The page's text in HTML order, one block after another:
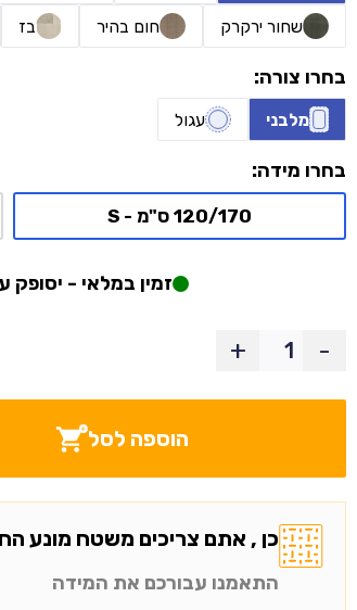
שחור ירקרק חום בהיר בז
בחרו צורה:
מלבני עגול
בחרו מידה:
120/170 ס"מ - S
זמין במלאי - יסופק עד ה: 06/
-
+
הוספה לסל
כן , אתם צריכים משטח מונע
התאמנו עבורכם את המידה